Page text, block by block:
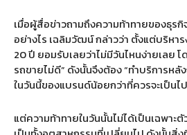
เมื่อผู้สื่อข่าวถามถึงความท้าทายของธุร
อย่างไร เฉลิมวัฒน์ กล่าวว่า ตั้งแต่บริหา
20ปี ยอมรับเลยว่าไม่มีวันไหนง่ายเลย โ
รถขายไม่ดี” ดังนั้นจึงต้อง“ทำบริการหลั
ในวันนี้ของแบรนด์น้อยกว่าที่ควรจะเป็นไ
แต่ความท้าทายในวันนั้นไม่ได้เป็นเฉพาะ